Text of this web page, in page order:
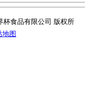
杯食品有限公司 版权所
地图